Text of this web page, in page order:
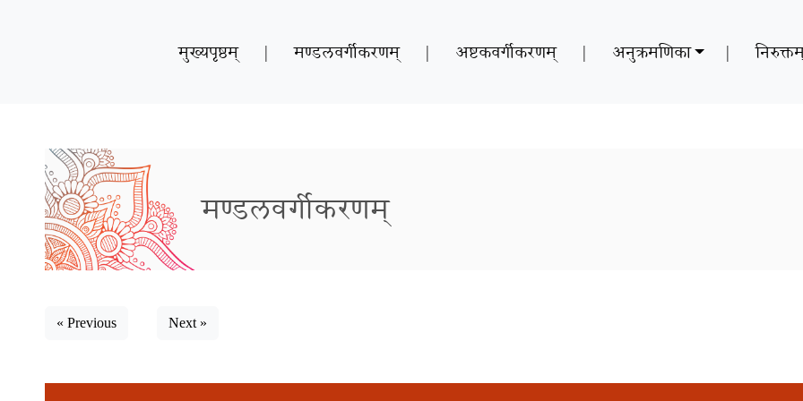
मुख्यपृष्ठम् | मण्डलवर्गीकरणम् | अष्टकवर्गीकरणम् | अनुक्रमणिका |
मण्डलवर्गीकरणम्
« Previous Next »